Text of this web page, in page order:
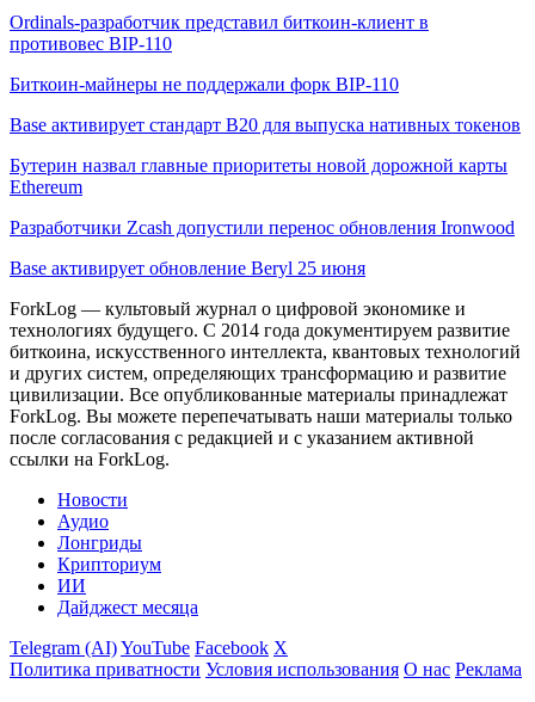
Ordinals-разработчик представил биткоин-клиент в
противовес BIP-110
Биткоин-майнеры не поддержали форк BIP-110
Base активирует стандарт B20 для выпуска нативных токенов
Бутерин назвал главные приоритеты новой дорожной карты
Ethereum
Разработчики Zcash допустили перенос обновления Ironwood
Base активирует обновление Beryl 25 июня
ForkLog — культовый журнал о цифровой экономике и
технологиях будущего. С 2014 года документируем развитие
биткоина, искусственного интеллекта, квантовых технологий
и других систем, определяющих трансформацию и развитие
цивилизации. Все опубликованные материалы принадлежат
ForkLog. Вы можете перепечатывать наши материалы только
после согласования с редакцией и с указанием активной
ссылки на ForkLog.
Новости
Аудио
Лонгриды
Крипториум
ИИ
Дайджест месяца
Telegram (AI)YouTube Facebook X
Политика приватности Условия использования О нас Реклама